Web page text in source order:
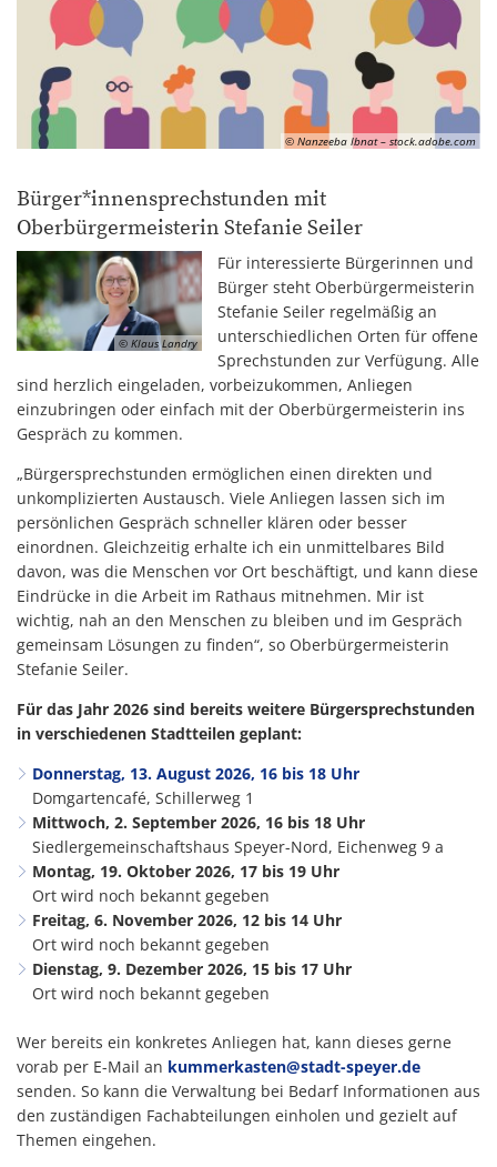
© Nanzeeba Ibnat – stock.adobe.com
Bürger*innensprechstunden mit
Oberbürgermeisterin Stefanie Seiler
© Klaus Landry
Für interessierte Bürgerinnen und
Bürger steht Oberbürgermeisterin
Stefanie Seiler regelmäßig an
unterschiedlichen Orten für offene
Sprechstunden zur Verfügung. Alle
sind herzlich eingeladen, vorbeizukommen, Anliegen
einzubringen oder einfach mit der Oberbürgermeisterin ins
Gespräch zu kommen.
„Bürgersprechstunden ermöglichen einen direkten und
unkomplizierten Austausch. Viele Anliegen lassen sich im
persönlichen Gespräch schneller klären oder besser
einordnen. Gleichzeitig erhalte ich ein unmittelbares Bild
davon, was die Menschen vor Ort beschäftigt, und kann diese
Eindrücke in die Arbeit im Rathaus mitnehmen. Mir ist
wichtig, nah an den Menschen zu bleiben und im Gespräch
gemeinsam Lösungen zu finden“, so Oberbürgermeisterin
Stefanie Seiler.
Für das Jahr 2026 sind bereits weitere Bürgersprechstunden
in verschiedenen Stadtteilen geplant:
Donnerstag, 13. August 2026, 16 bis 18 Uhr
Domgartencafé, Schillerweg 1
Mittwoch, 2. September 2026, 16 bis 18 Uhr
Siedlergemeinschaftshaus Speyer-Nord, Eichenweg 9 a
Montag, 19. Oktober 2026, 17 bis 19 Uhr
Ort wird noch bekannt gegeben
Freitag, 6. November 2026, 12 bis 14 Uhr
Ort wird noch bekannt gegeben
Dienstag, 9. Dezember 2026, 15 bis 17 Uhr
Ort wird noch bekannt gegeben
Wer bereits ein konkretes Anliegen hat, kann dieses gerne
vorab per E-Mail an kummerkasten@stadt-speyer.de
senden. So kann die Verwaltung bei Bedarf Informationen aus
den zuständigen Fachabteilungen einholen und gezielt auf
Themen eingehen.